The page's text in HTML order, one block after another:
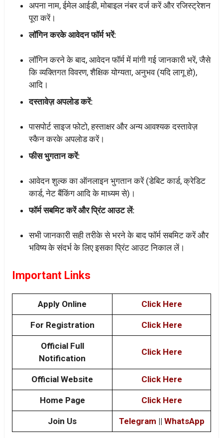
अपना नाम, ईमेल आईडी, मोबाइल नंबर दर्ज करें और रजिस्ट्रेशन
पूरा करें।
लॉगिन करके आवेदन फॉर्म भरें:
लॉगिन करने के बाद, आवेदन फॉर्म में मांगी गई जानकारी भरें, जैसे
कि व्यक्तिगत विवरण, शैक्षिक योग्यता, अनुभव (यदि लागू हो),
आदि।
दस्तावेज़ अपलोड करें:
पासपोर्ट साइज फोटो, हस्ताक्षर और अन्य आवश्यक दस्तावेज़
स्कैन करके अपलोड करें।
फीस भुगतान करें:
आवेदन शुल्क का ऑनलाइन भुगतान करें (डेबिट कार्ड, क्रेडिट
कार्ड, नेट बैंकिंग आदि के माध्यम से)।
फॉर्म सबमिट करें और प्रिंट आउट लें:
सभी जानकारी सही तरीके से भरने के बाद फॉर्म सबमिट करें और
भविष्य के संदर्भ के लिए इसका प्रिंट आउट निकाल लें।
Important Links
Apply Online Click Here
For Registration Click Here
Official Full
Notification
Click Here
Official Website Click Here
Home Page Click Here
Join Us Telegram || WhatsApp